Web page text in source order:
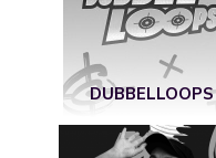
DUBBELLOOPS